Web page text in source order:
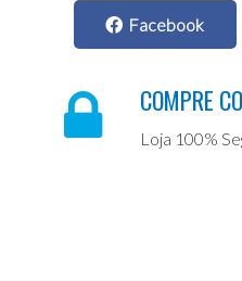
Facebook
COMPRE
Loja 100%